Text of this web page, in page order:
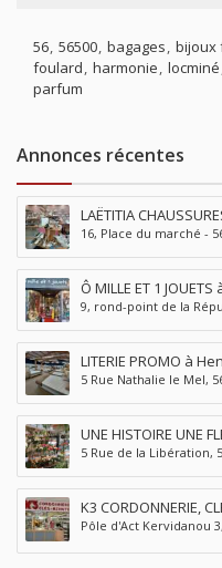
56 56500 bagages bijoux
foulard harmonie locminé
parfum
Annonces récentes
LAËTITIA
16, Place du marché -
Ô MILLE ET 1
9, rond-point de la
LITERIE PROMO à
5 Rue Nathalie le Mel,
UNE HISTOIRE UNE
5 Rue de la Libération,
K3 CORDONNERIE,
QUIMPERLÉ
Pôle d'Act Kervidanou